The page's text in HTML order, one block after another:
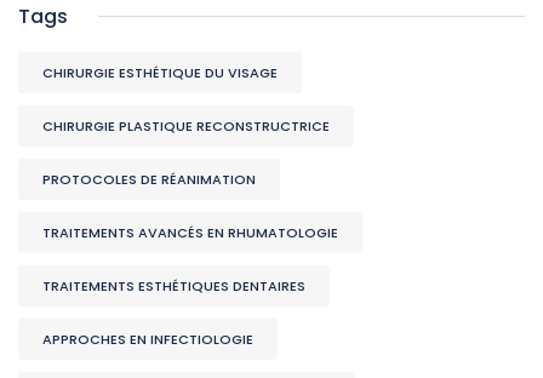
Tags
CHIRURGIE ESTHÉTIQUE DU VISAGE
CHIRURGIE PLASTIQUE RECONSTRUCTRICE
PROTOCOLES DE RÉANIMATION
TRAITEMENTS AVANCÉS EN RHUMATOLOGIE
TRAITEMENTS ESTHÉTIQUES DENTAIRES
APPROCHES EN INFECTIOLOGIE